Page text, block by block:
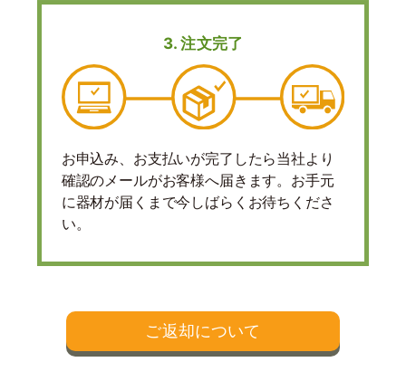
3. 注文完了
お申込み、お支払いが完了したら当社より
確認のメールがお客様へ届きます。お手元
に器材が届くまで今しばらくお待ちくださ
い。
ご返却について